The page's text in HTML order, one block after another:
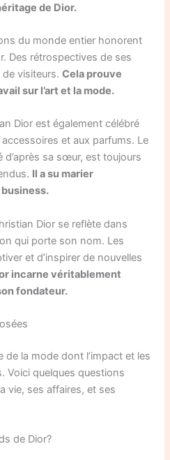
de Dior.
du monde entier honorent
Des rétrospectives de ses
de visiteurs.Cela prouve
sur l’art et la mode.
Dior est également célébré
et aux parfums. Le
d’après sa sœur, est toujours
Il a su marier
Dior se reflète dans
qui porte son nom. Les
et d’inspirer de nouvelles
incarne véritablement
fondateur.
de la mode dont l’impact et les
Voici quelques questions
vie, ses affaires, et ses
de Dior?